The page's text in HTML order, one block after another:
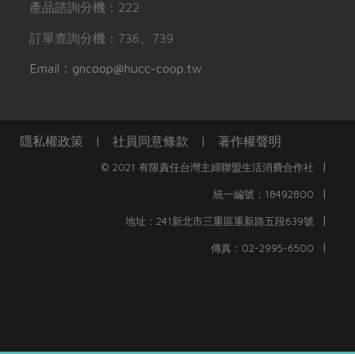
產品諮詢分機：222
訂單查詢分機：736、739
Email：gncoop@hucc-coop.tw
隱私權政策 | 社員同意條款 | 著作權聲明
© 2021 有限責任台灣主婦聯盟生活消費合作社 |
統一編號：18492800 |
地址：241新北市三重區重新路五段639號 |
傳真：02-2995-6500 |